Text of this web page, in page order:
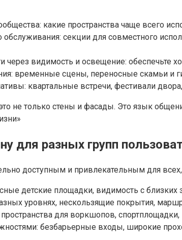
какие пространства чаще всего
секции для совместного
через видимость и освещение:
временные сцены, переносные скамьи и
квартальные встречи, фестивали
это не только стены и фасады. Это язык
для разных групп
доступным и привлекательным для
детские площадки, видимость с близких
уровнях, нескользящие покрытия,
для воркшопов,
безбарьерные входы, широкие